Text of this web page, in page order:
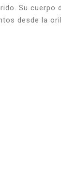
Su cuerpo
desde la